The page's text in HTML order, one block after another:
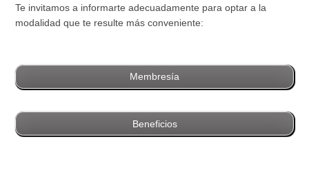
Te invitamos a informarte adecuadamente para optar a la
modalidad que te resulte más conveniente:
Membresía
Beneficios